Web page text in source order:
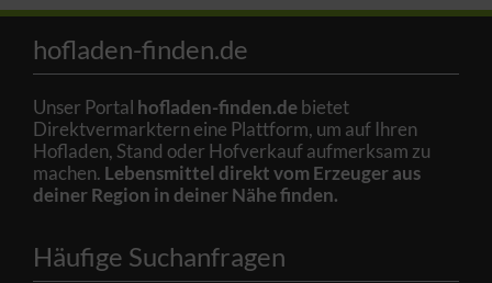
hofladen-finden.de
Unser Portal hofladen-finden.debietet
Direktvermarktern eine Plattform, um auf Ihren
Hofladen, Stand oder Hofverkauf aufmerksam zu
machen. Lebensmittel direkt vom Erzeuger aus
deiner Region in deiner Nähe finden.
Häufige Suchanfragen